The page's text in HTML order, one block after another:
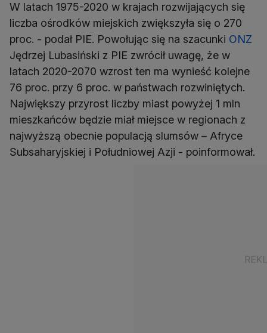
W latach 1975-2020 w krajach rozwijających się
liczba ośrodków miejskich zwiększyła się o 270
proc. - podał PIE. Powołując się na szacunki ONZ
Jędrzej Lubasiński z PIE zwrócił uwagę, że w
latach 2020-2070 wzrost ten ma wynieść kolejne
76 proc. przy 6 proc. w państwach rozwiniętych.
Największy przyrost liczby miast powyżej 1 mln
mieszkańców będzie miał miejsce w regionach z
najwyższą obecnie populacją slumsów – Afryce
Subsaharyjskiej i Południowej Azji - poinformował.